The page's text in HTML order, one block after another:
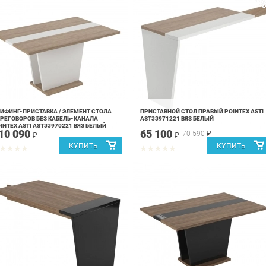
ПРИСТАВКА / ЭЛЕМЕНТ СТОЛА
БЕЗ КАБЕЛЬ-КАНАЛА
ASTI AST33970221 ВЯЗ БЕЛЫЙ
090 ₽
ПРИСТАВНОЙ СТОЛ ПРАВЫЙ POINTEX ASTI
AST33971221 ВЯЗ БЕЛЫЙ
65 100 ₽ 70 590₽